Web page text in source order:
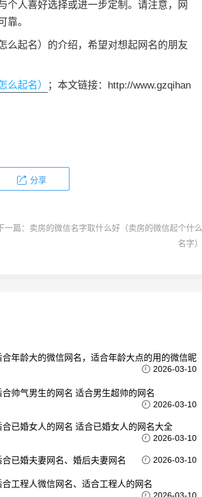
个人喜好选择或进一步定制。请注意，网
靠。
么起名）的介绍，希望对想起网名的朋友
么起名）
；本文链接：http://www.gzqihan
分享
一篇： 卖房的微信名字取什么好（卖房的微信起个什么
名字）
合年龄大的微信网名，适合年龄大点的用的微信昵
2026-03-10
合帅气男生的网名 适合男生超帅的网名
2026-03-10
合已婚女人的网名 适合已婚女人的网名大全
2026-03-10
合已婚夫妻网名、婚后夫妻网名 2026-03-10
合工程人微信网名、适合工程人的网名